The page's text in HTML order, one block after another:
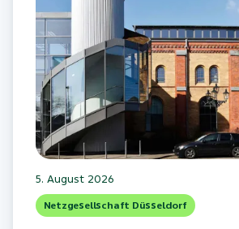
5. August 2026
Netzgesellschaft Düsseldorf